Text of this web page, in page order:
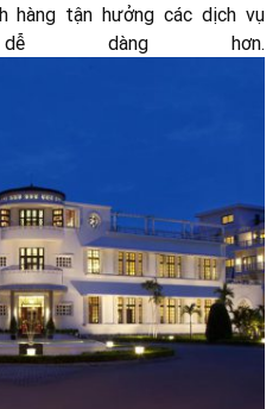
hàng tận hưởng các dịch vụ
dàng hơn.